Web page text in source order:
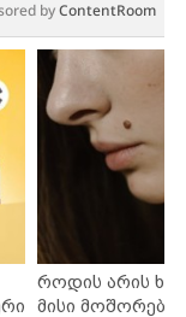
byContentRoom
როდის არის
მისი